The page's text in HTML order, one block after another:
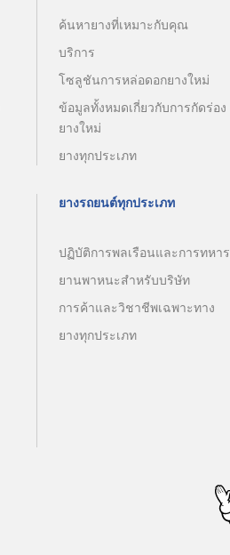
ค้นหายางที่เหมาะกับคุณ
บริการ
โซลูชันการหล่อดอกยางใหม่
ข้อมูลทั้งหมดเกี่ยวกับการกัดร่อง
ยางใหม่
ยางทุกประเภท
ยางรถยนต์ทุกประเภท
ปฏิบัติการพลเรือนและการทหาร
ยานพาหนะสำหรับบริษัท
การค้าและวิชาชีพเฉพาะทาง
ยางทุกประเภท